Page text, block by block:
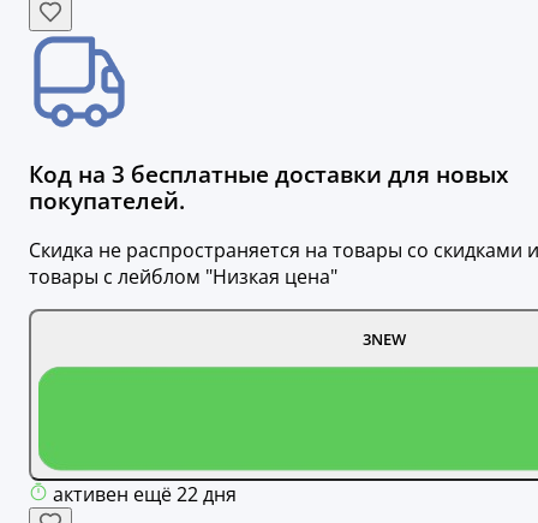
Код на 3 бесплатные доставки для новых
покупателей.
Скидка не распространяется на товары со скидками и
товары с лейблом "Низкая цена"
3NEW
активен ещё 22 дня